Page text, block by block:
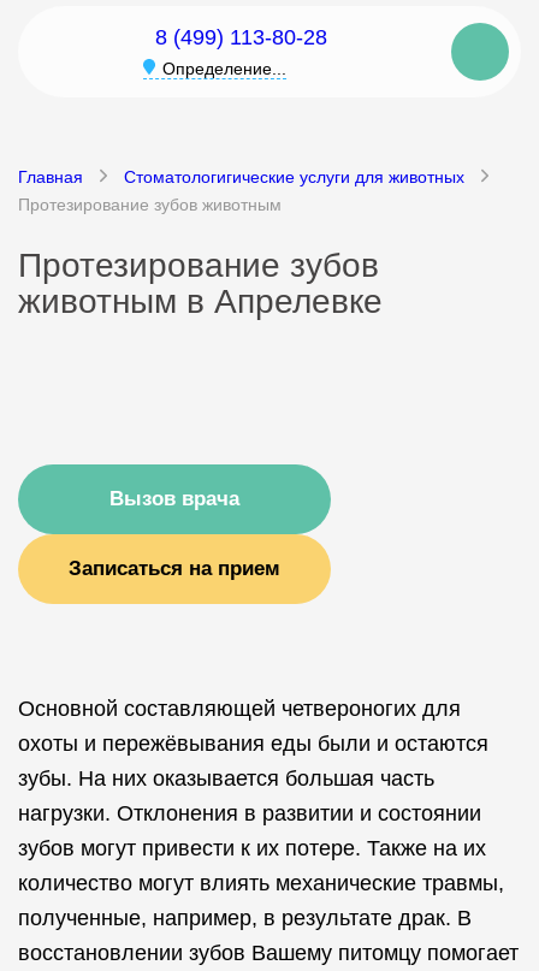
8 (499) 113-80-28
Определение...
Главная
Стоматологигические услуги для животных
Протезирование зубов животным
Протезирование зубов
животным в Апрелевке
Вызов врача
Записаться на прием
Основной составляющей четвероногих для
охоты и пережёвывания еды были и остаются
зубы. На них оказывается большая часть
нагрузки. Отклонения в развитии и состоянии
зубов могут привести к их потере. Также на их
количество могут влиять механические травмы,
полученные, например, в результате драк. В
восстановлении зубов Вашему питомцу помогает